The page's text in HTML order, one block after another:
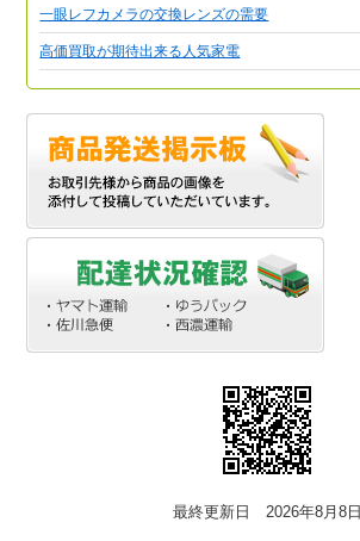
一眼レフカメラの交換レンズの需要
高価買取が期待出来る人気家電
最終更新日 2026年8月8日